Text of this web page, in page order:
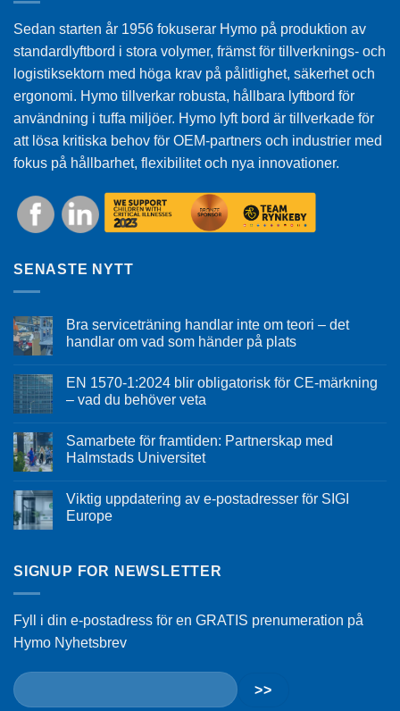
Sedan starten år 1956 fokuserar Hymo på produktion av
standardlyftbord i stora volymer, främst för tillverknings- och
logistiksektorn med höga krav på pålitlighet, säkerhet och
ergonomi. Hymo tillverkar robusta, hållbara lyftbord för
användning i tuffa miljöer. Hymo lyft bord är tillverkade för
att lösa kritiska behov för OEM-partners och industrier med
fokus på hållbarhet, flexibilitet och nya innovationer.
SENASTE NYTT
Bra serviceträning handlar inte om teori – det
handlar om vad som händer på plats
EN 1570-1:2024 blir obligatorisk för CE-märkning
– vad du behöver veta
Samarbete för framtiden: Partnerskap med
Halmstads Universitet
Viktig uppdatering av e-postadresser för SIGI
Europe
SIGNUP FOR NEWSLETTER
Fyll i din e-postadress för en GRATIS prenumeration på
Hymo Nyhetsbrev